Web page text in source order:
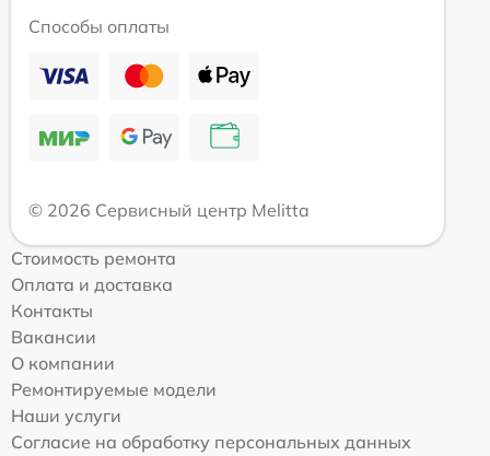
Способы оплаты
© 2026 Сервисный центр Melitta
Стоимость ремонта
Оплата и доставка
Контакты
Вакансии
О компании
Ремонтируемые модели
Наши услуги
Согласие на обработку персональных данных